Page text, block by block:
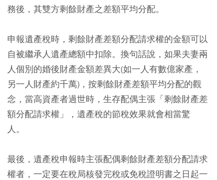
務後，其雙方剩餘財產之差額平均分配。
申報遺產稅時，剩餘財產差額分配請求權的金額可以
自被繼承人遺產總額中扣除。換句話說，如果夫妻兩
人個別的婚後財產金額差異大(如一人有數億家產，
另一人財產約千萬)，按剩餘財產差額平均分配的觀
念，當高資產者過世時，生存配偶主張「剩餘財產差
額分配請求權」，遺產稅的節稅效果就會相當驚
人。
最後，遺產稅申報時主張配偶剩餘財產差額分配請求
權者，一定要在稅局核發完稅或免稅證明書之日起一